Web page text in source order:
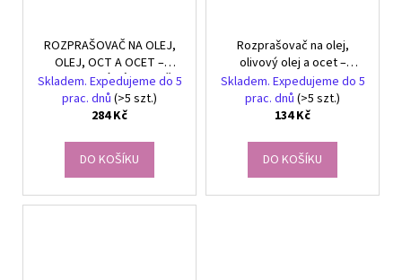
ROZPRAŠOVAČ NA OLEJ,
OLEJ, OCT A OCET –
ELEKTRICKÝ DÁVKOVAČ
200 ml – SKLENĚNÝ
ROZPRAŠOVAČ
Skladem. Expedujeme do 5
prac. dnů (>5 szt.)
284 Kč
DO KOŠÍKU
Rozprašovač na olej,
olivový olej a ocet –
sprejový dávkovač 210 ml,
skleněný rozprašovač
Skladem. Expedujeme do 5
prac. dnů (>5 szt.)
134 Kč
DO KOŠÍKU